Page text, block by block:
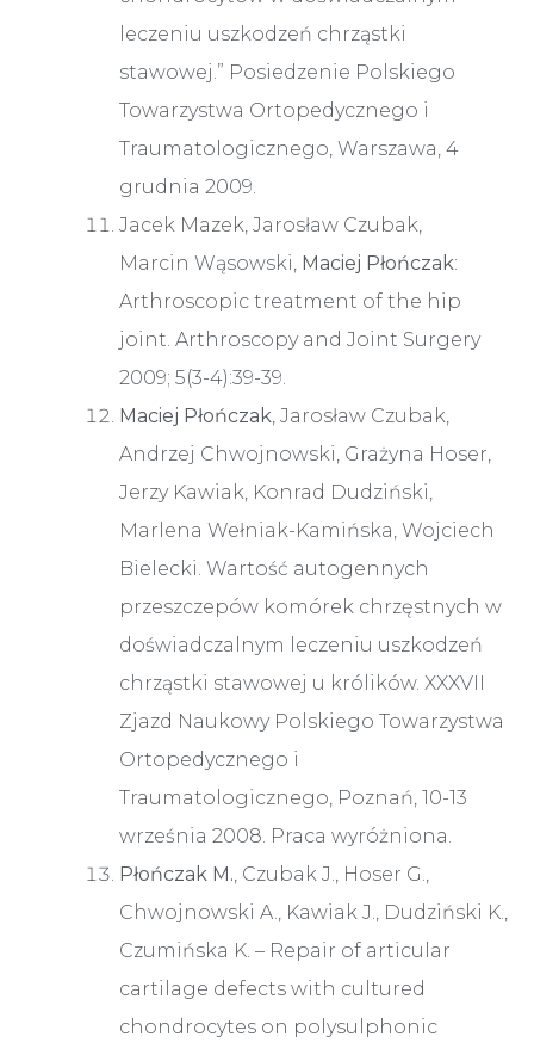
leczeniu uszkodzeń chrząstki
stawowej.” Posiedzenie Polskiego
Towarzystwa Ortopedycznego i
Traumatologicznego, Warszawa, 4
grudnia 2009.
Jacek Mazek, Jarosław Czubak,
Marcin Wąsowski, Maciej Płończak:
Arthroscopic treatment of the hip
joint. Arthroscopy and Joint Surgery
2009; 5(3-4):39-39.
Maciej Płończak , Jarosław Czubak,
Andrzej Chwojnowski, Grażyna Hoser,
Jerzy Kawiak, Konrad Dudziński,
Marlena Wełniak-Kamińska, Wojciech
Bielecki. Wartość autogennych
przeszczepów komórek chrzęstnych w
doświadczalnym leczeniu uszkodzeń
chrząstki stawowej u królików. XXXVII
Zjazd Naukowy Polskiego Towarzystwa
Ortopedycznego i
Traumatologicznego, Poznań, 10-13
września 2008. Praca wyróżniona.
Płończak M. , Czubak J., Hoser G.,
Chwojnowski A., Kawiak J., Dudziński K.,
Czumińska K. – Repair of articular
cartilage defects with cultured
chondrocytes on polysulphonic